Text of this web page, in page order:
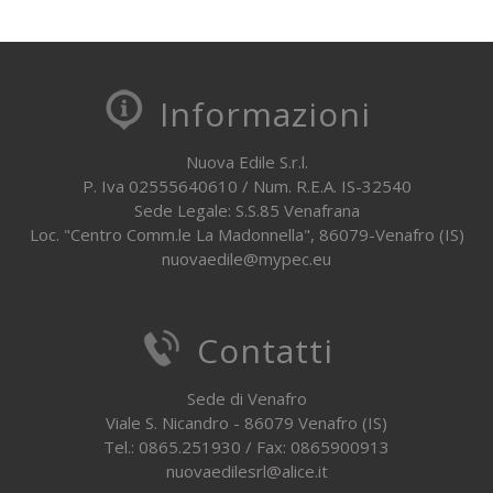
Informazioni
Nuova Edile S.r.l.
P. Iva 02555640610 / Num. R.E.A. IS-32540
Sede Legale: S.S.85 Venafrana
Loc. "Centro Comm.le La Madonnella", 86079-Venafro (IS)
nuovaedile@mypec.eu
Contatti
Sede di Venafro
Viale S. Nicandro - 86079 Venafro (IS)
Tel.: 0865.251930 / Fax: 0865900913
nuovaedilesrl@alice.it